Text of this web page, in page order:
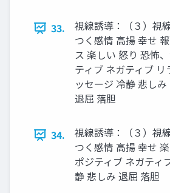
33.
視線誘導：（３）視
つく感情 高揚 幸せ
ス 楽しい 怒り 恐怖
ティブ ネガティブ リ
ッセージ 冷静 悲しみ
退屈 落胆
34.
視線誘導：（３）視
つく感情 高揚 幸せ
ポジティブ ネガティ
静 悲しみ 退屈 落胆